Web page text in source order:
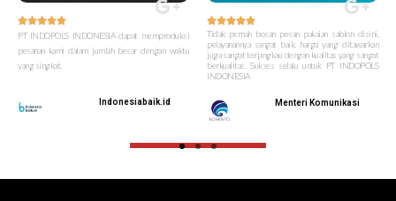

PT INDOPOLS INDONESIA dapat memproduksi
pesanan kami dalam jumlah besar dengan waktu
yang singkat.
Indonesiabaik.id

Tidak pernah bosan pesan pakaian sablon disini,
pelayanannya sangat baik, harga yang ditawarkan
juga sangat terjangkau dengan kualitas yang sangat
berkualitas. Sukses selalu untuk PT INDOPOLS
INDONESIA
Menteri Komunikasi